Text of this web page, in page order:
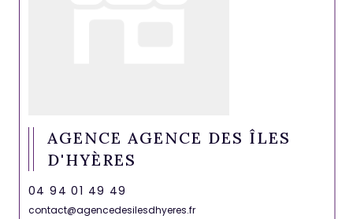
AGENCE AGENCE DES ÎLES
D'HYÈRES
04 94 01 49 49
contact@agencedesilesdhyeres.fr